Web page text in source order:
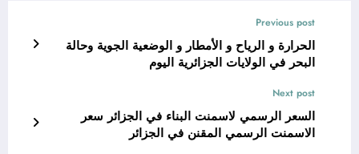
Previous post
الحرارة و الرياح و الأمطار و الوضعية الجوية وحالة
البحر في الولايات الجزائرية اليوم
Next post
السعر الرسمي لاسمنت البناء في الجزائر سعر
الاسمنت الرسمي المقنن في الجزائر